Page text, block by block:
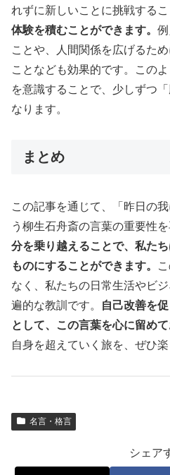
れずに新しいことに挑戦するこ
体験を積むことができます。
ことや、人間関係を広げるた
ことなども効果的です。この
を意識することで、少しずつ
なります。
まとめ
この記事を通じて、「昨日の
う柳生石舟斎の言葉の重要性を
分を乗り越えることで、私た
ものにすることができます。
なく、私たちの日常生活やビ
遍的な教訓です。
自己改善を
として、この言葉を心に留め
自身を超えていく旅を、ぜひ楽
名言・格言
シェア